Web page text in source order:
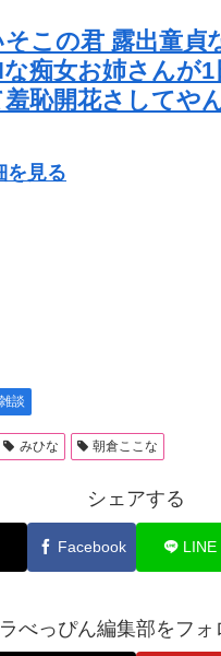
この君 露出童貞
な痴女お姉さんが
羞恥開花さしてや
を見る
談
みひな 朝倉ここな
シェアする
Facebook LINE
べっぴん編集部をフォ